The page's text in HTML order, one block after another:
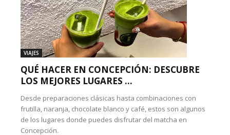
VIAJES
QUÉ HACER EN CONCEPCIÓN: DESCUBRE
LOS MEJORES LUGARES ...
Desde preparaciones clásicas hasta combinaciones con
frutilla, naranja, chocolate blanco y café, estos son algunos
de los lugares donde puedes disfrutar del matcha en
Concepción.